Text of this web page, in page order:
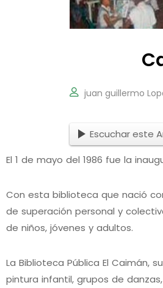
juan guillermo
Escuchar este
El 1 de mayo del 1986 fue la
Con esta biblioteca que nació
de superación personal y
de niños, jóvenes y adultos.
La Biblioteca Pública El Caimán,
pintura infantil, grupos de